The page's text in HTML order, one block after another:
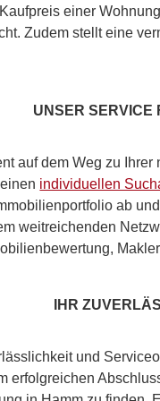
einer
Zudem stellt eine
UNSER SERVICE
auf dem Weg zu
individuellen
ab
weitreichenden
IHR
und
erfolgreichen